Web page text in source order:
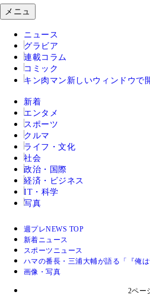
メニュ
ニュース
グラビア
連載コラム
コミック
キン肉マン 新しいウィンドウで
新着
エンタメ
スポーツ
クルマ
ライフ・文化
社会
政治・国際
経済・ビジネス
IT・科学
写真
週プレNEWS TOP
新着ニュース
スポーツニュース
ハマの番長・三浦大輔が語る「『俺
画像・写真
2ペー